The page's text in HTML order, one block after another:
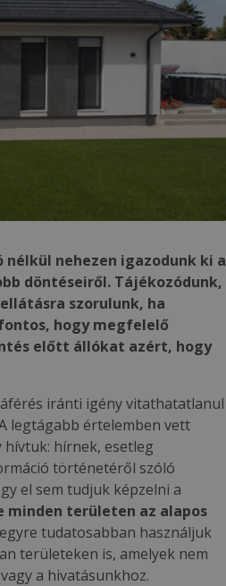
nehezen igazodunk ki a
döntéseiről. Tájékozódunk,
szorulunk, ha
hogy megfelelő
előtt állókat azért, hogy
iránti igény vitathatatlanul
legtágabb értelemben vett
hírnek, esetleg
történetéről szóló
el sem tudjuk képzelni a
minden területen az alapos
tudatosabban használjuk
területeken is, amelyek nem
a hivatásunkhoz.